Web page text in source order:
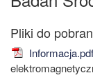
Informacja.pdf